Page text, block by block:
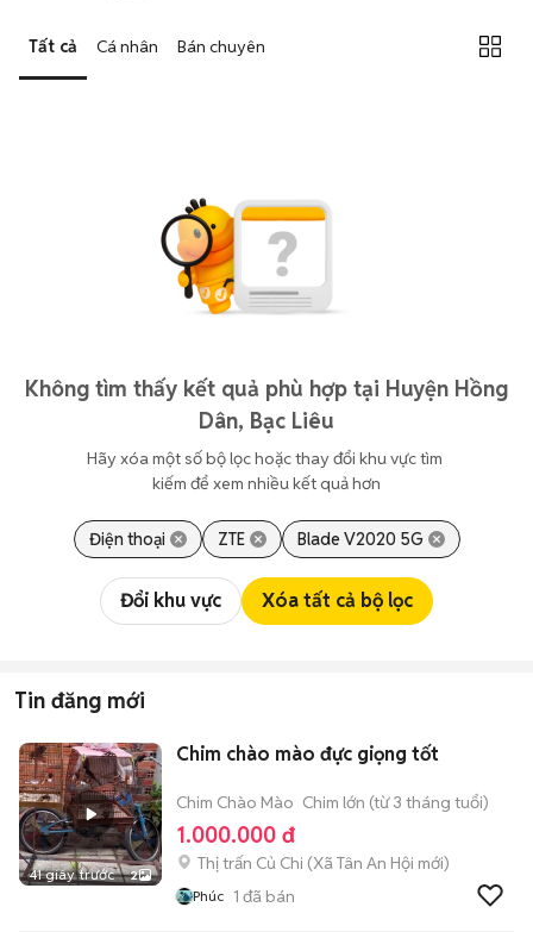
Tất cả Cá nhân Bán chuyên
Không tìm thấy kết quả phù hợp tại Huyện Hồng
Dân, Bạc Liêu
Hãy xóa một số bộ lọc hoặc thay đổi khu vực tìm
kiếm để xem nhiều kết quả hơn
Điện thoại ZTE Blade V2020 5G
Đổi khu vực Xóa tất cả bộ lọc
Tin đăng mới
41 giây trước 2
Chim chào mào đực giọng tốt
Chim Chào Mào Chim lớn (từ 3 tháng tuổi)
1.000.000 đ
Thị trấn Củ Chi (Xã Tân An Hội mới)
Phúc 1 đã bán